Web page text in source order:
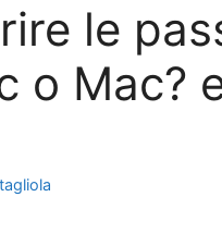
le
o Mac?